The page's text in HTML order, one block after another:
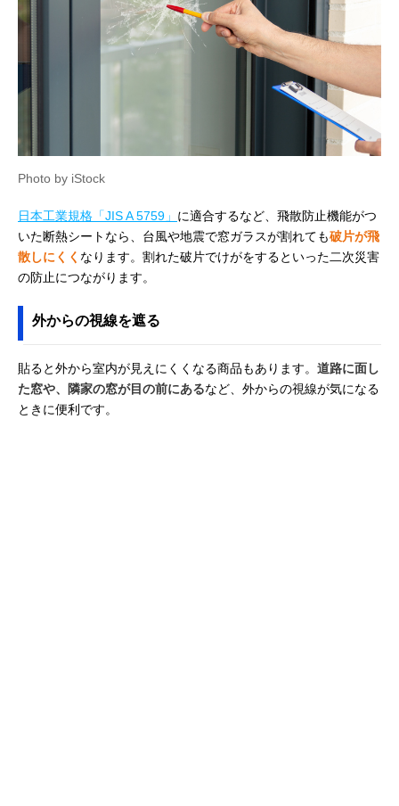
Photo by iStock
日本工業規格「JIS A 5759」 に適合するなど、飛散防止機能がつ
いた断熱シートなら、台風や地震で窓ガラスが割れても破片が飛
散しにくく なります。割れた破片でけがをするといった二次災害
の防止につながります。
外からの視線を遮る
貼ると外から室内が見えにくくなる商品もあります。 道路に面し
た窓や、隣家の窓が目の前にあるなど、外からの視線が気になる
ときに便利です。